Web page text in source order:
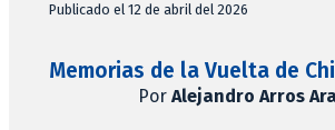
Publicado el 12 de abril del 2026
Memorias de la Vuelta de
Por Alejandro Arros